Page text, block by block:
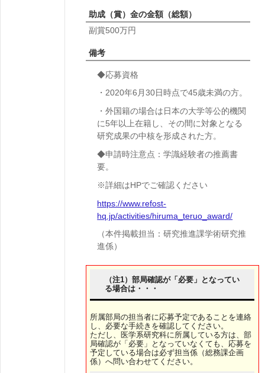
助成（賞）金の金額（総額）
副賞500万円
備考
◆応募資格
・2020年6月30日時点で45歳未満の方。
・外国籍の場合は日本の大学等公的機関
に5年以上在籍し、その間に対象となる
研究成果の中核を形成された方。
◆申請時注意点：学識経験者の推薦書
要。
※詳細はHPでご確認ください
https://www.refost-
hq.jp/activities/hiruma_teruo_award/
（本件掲載担当：研究推進課学術研究推
進係）
（注1）部局確認が「必要」となってい
る場合は・・・
所属部局の担当者に応募予定であることを連絡
し、必要な手続きを確認してください。
ただし、医学系研究科に所属している方は、部
局確認が「必要」となっていなくても、応募を
予定している場合は必ず担当係（総務課企画
係）へ問い合わせてください。